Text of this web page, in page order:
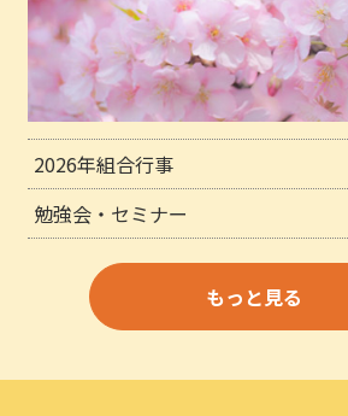
2026年組合行事
勉強会・セミナー
もっと見る